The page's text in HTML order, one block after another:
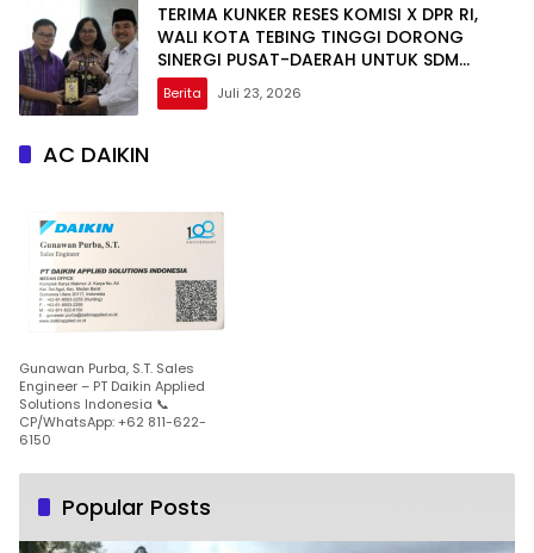
TERIMA KUNKER RESES KOMISI X DPR RI,
WALI KOTA TEBING TINGGI DORONG
SINERGI PUSAT-DAERAH UNTUK SDM
UNGGUL
Berita Juli 23, 2026
AC DAIKIN
Gunawan Purba, S.T. Sales
Engineer – PT Daikin Applied
Solutions Indonesia 📞
CP/WhatsApp: +62 811-622-
6150
Popular Posts